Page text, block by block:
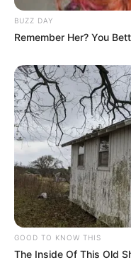
10 Desain
Tidur, Serasa
Kamar Raja
BUZZ DAY
Remember Her? You
GOOD TO KNOW THIS
The Inside Of This Old